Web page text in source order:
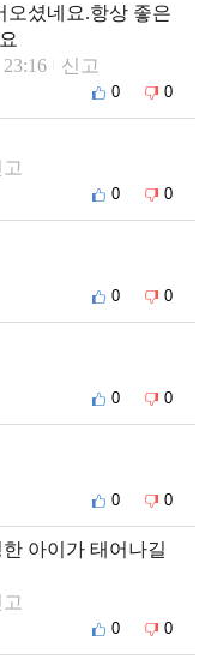
오셨네요.항상 좋은
신고
0 0
0 0
0 0
0 0
0 0
아이가 태어나길
0 0